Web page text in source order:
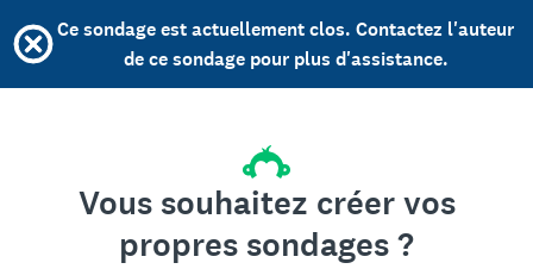
Ce sondage est actuellement clos. Contactez l'auteur
de ce sondage pour plus d'assistance.
Vous souhaitez créer vos
propres sondages ?